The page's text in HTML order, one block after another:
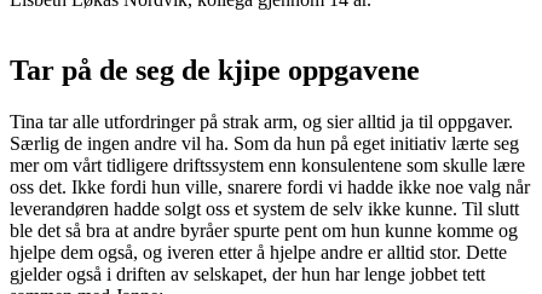
Tar på de seg de kjipe oppgavene
Tina tar alle utfordringer på strak arm, og sier alltid ja til oppgaver.
Særlig de ingen andre vil ha. Som da hun på eget initiativ lærte seg
mer om vårt tidligere driftssystem enn konsulentene som skulle lære
oss det. Ikke fordi hun ville, snarere fordi vi hadde ikke noe valg når
leverandøren hadde solgt oss et system de selv ikke kunne. Til slutt
ble det så bra at andre byråer spurte pent om hun kunne komme og
hjelpe dem også, og iveren etter å hjelpe andre er alltid stor. Dette
gjelder også i driften av selskapet, der hun har lenge jobbet tett